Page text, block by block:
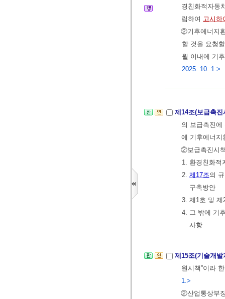
경친화적자동
립하여 고시하
②기후에너지
할 것을 요청
월 이내에 기
2025. 10. 1.>
제14조(보급촉
의 보급촉진에
에 기후에너
②보급촉진시
1. 환경친화적
2. 제17조의
구축방안
3. 제1호 및 제
4. 그 밖에 기
사항
제15조(기술개
원시책”이라
1.>
②산업통상부